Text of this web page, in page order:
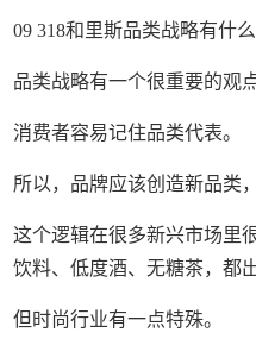
09 318和里斯品类战略有什么
品类战略有一个很重要的观点
消费者容易记住品类代表。
所以，品牌应该创造新品类
这个逻辑在很多新兴市场里
饮料、低度酒、无糖茶，都
但时尚行业有一点特殊。